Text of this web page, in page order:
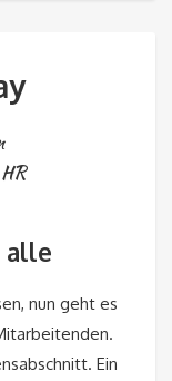
alle
nun geht es
Ein